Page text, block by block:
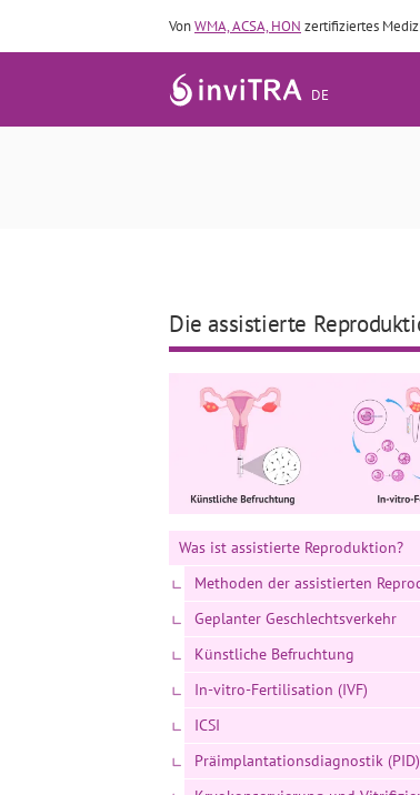
VonWMA, ACSA, HON zertifiziertes
DE
Abschied vom
Die assistierte
Was ist assistierte Reproduktion?
Methoden der assistierten
Geplanter Geschlechtsverkehr
Künstliche Befruchtung
In-vitro-Fertilisation (IVF)
ICSI
Präimplantationsdiagnostik (PID)